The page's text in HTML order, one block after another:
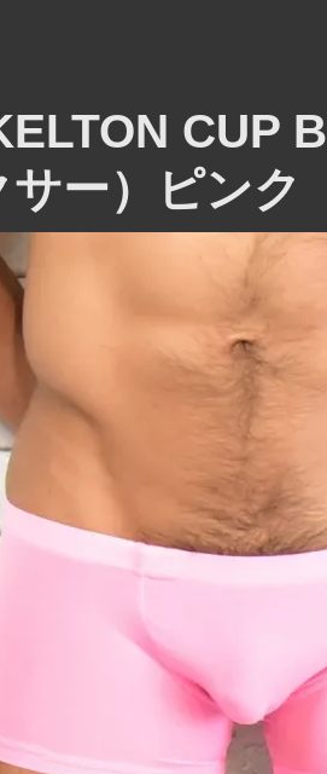
CUP
ー）ピンク